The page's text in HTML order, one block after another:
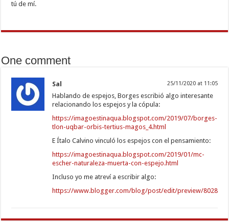
tú de mí.
One comment
Sal 25/11/2020 at 11:05
Hablando de espejos, Borges escribió algo interesante
relacionando los espejos y la cópula:
https://imagoestinaqua.blogspot.com/2019/07/borges-
tlon-uqbar-orbis-tertius-magos_4.html
E Ítalo Calvino vinculó los espejos con el pensamiento:
https://imagoestinaqua.blogspot.com/2019/01/mc-
escher-naturaleza-muerta-con-espejo.html
Incluso yo me atreví a escribir algo:
https://www.blogger.com/blog/post/edit/preview/